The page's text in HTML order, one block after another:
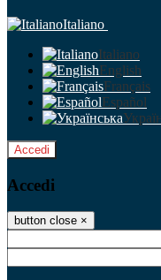
Italiano
Italiano
English
Français
Español
Accedi
Accedi
button close ×